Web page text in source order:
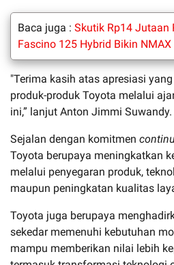
Baca juga : Skutik Rp14 Jutaan
Fascino 125 Hybrid Bikin
"Terima kasih atas apresiasi
produk-produk Toyota melalui
ini,” lanjut Anton Jimmi Suwandy.
Sejalan dengan komitmen
Toyota berupaya meningkatkan
melalui penyegaran produk,
maupun peningkatan kualitas
Toyota juga berupaya
sekedar memenuhi kebutuhan
mampu memberikan nilai lebih